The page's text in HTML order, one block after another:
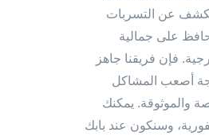
عن التسربات
على جمالية
فإن فريقنا جاهز
أصعب المشاكل
والموثوقة. يمكنك
وسنكون عند بابك